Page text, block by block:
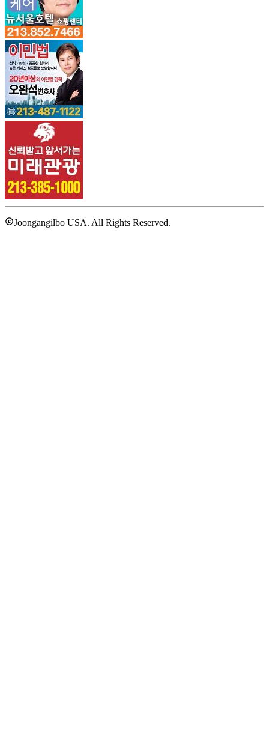
Joongangilbo USA. All Rights Reserved.